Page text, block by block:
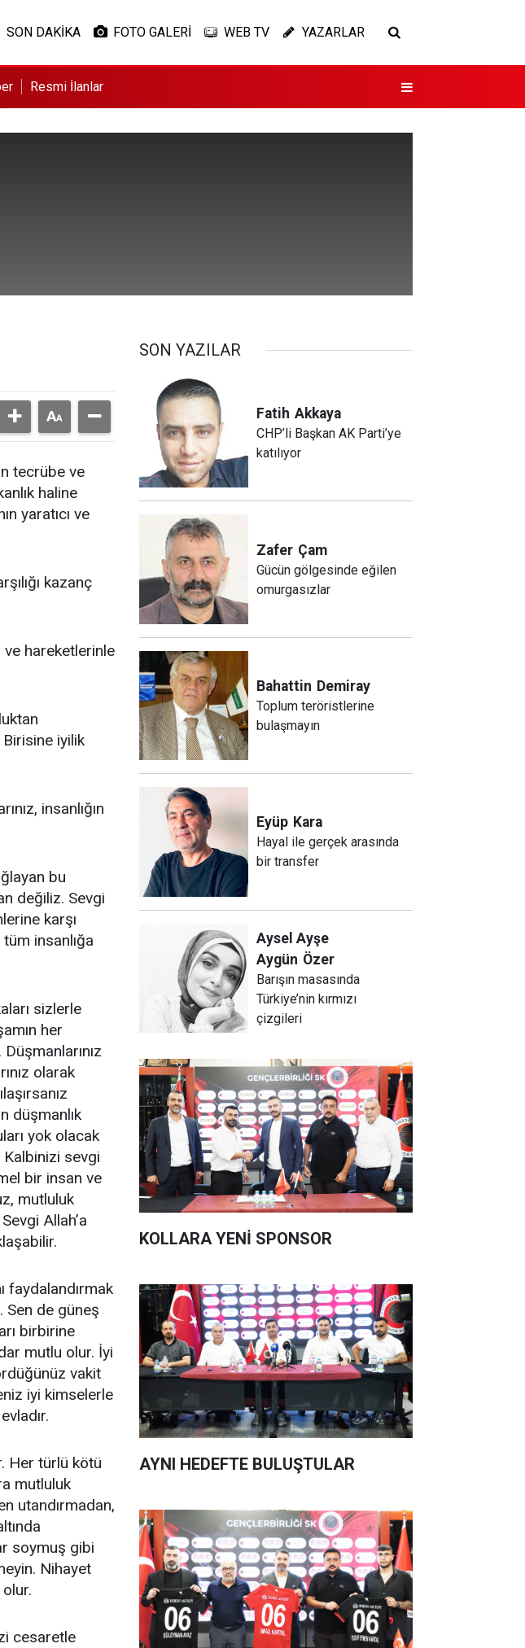
SON DAKİKA FOTO GALERİ WEB TV YAZARLAR
Resmi İlanlar
tecrübe ve
haline
yaratıcı ve
kazanç
ve hareketlerinle
Birisine iyilik
insanlığın
bu
değiliz. Sevgi
karşı
insanlığa
sizlerle
her
olarak
düşmanlık
yok olacak
Kalbinizi sevgi
bir insan ve
mutluluk
Allah’a
faydalandırmak
Sen de güneş
birbirine
mutlu olur. İyi
vakit
iyi kimselerle
Her türlü kötü
mutluluk
utandırmadan,
soymuş gibi
Nihayet
cesaretle
SON YAZILAR
Fatih Akkaya
CHP’li Başkan AK Parti’ye
katılıyor
Zafer Çam
Gücün gölgesinde eğilen
omurgasızlar
Bahattin Demiray
Toplum teröristlerine
bulaşmayın
Eyüp Kara
Hayal ile gerçek arasında
bir transfer
Aysel Ayşe
Aygün Özer
Barışın masasında
Türkiye’nin kırmızı
çizgileri
KOLLARA YENİ SPONSOR
AYNI HEDEFTE BULUŞTULAR